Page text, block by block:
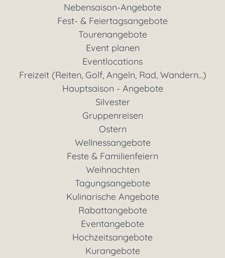
Nebensaison-Angebote
Fest- & Feiertagsangebote
Tourenangebote
Event planen
Eventlocations
Freizeit (Reiten, Golf, Angeln, Rad, Wandern...)
Hauptsaison - Angebote
Silvester
Gruppenreisen
Ostern
Wellnessangebote
Feste & Familienfeiern
Weihnachten
Tagungsangebote
Kulinarische Angebote
Rabattangebote
Eventangebote
Hochzeitsangebote
Kurangebote